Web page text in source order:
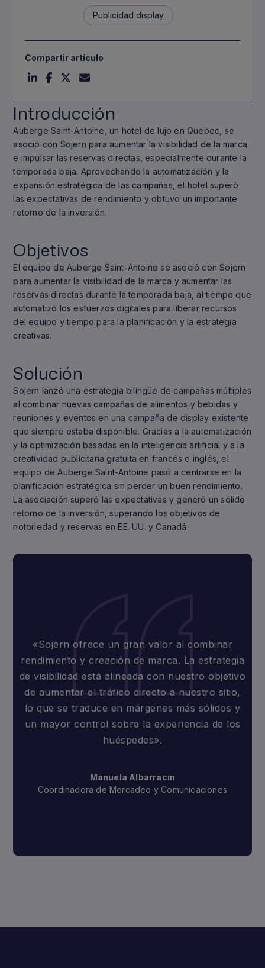
Introducción
Auberge Saint-Antoine, un hotel de lujo en Quebec, se
asoció con Sojern para aumentar la visibilidad de la marca
e impulsar las reservas directas, especialmente durante la
temporada baja. Aprovechando la automatización y la
expansión estratégica de las campañas, el hotel superó
las expectativas de rendimiento y obtuvo un importante
retorno de la inversión.
Objetivos
El equipo de Auberge Saint-Antoine se asoció con Sojern
para aumentar la visibilidad de la marca y aumentar las
reservas directas durante la temporada baja, al tiempo que
automatizó los esfuerzos digitales para liberar recursos
del equipo y tiempo para la planificación y la estrategia
creativas.
Solución
Sojern lanzó una estrategia bilingüe de campañas múltiples
al combinar nuevas campañas de alimentos y bebidas y
reuniones y eventos en una campaña de display existente
que siempre estaba disponible. Gracias a la automatización
y la optimización basadas en la inteligencia artificial y a la
creatividad publicitaria gratuita en francés e inglés, el
equipo de Auberge Saint-Antoine pasó a centrarse en la
planificación estratégica sin perder un buen rendimiento.
La asociación superó las expectativas y generó un sólido
retorno de la inversión, superando los objetivos de
notoriedad y reservas en EE. UU. y Canadá.
«Sojern ofrece un gran valor al combinar
rendimiento y creación de marca. La estrategia
de visibilidad está alineada con nuestro objetivo
de aumentar el tráfico directo a nuestro sitio,
lo que se traduce en márgenes más sólidos y
un mayor control sobre la experiencia de los
huéspedes».
Manuela Albarracín
Coordinadora de Mercadeo y Comunicaciones
Publicidad display
Compartir artículo